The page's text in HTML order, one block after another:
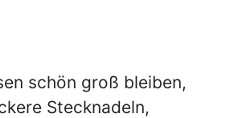
schön groß bleiben,
Stecknadeln,